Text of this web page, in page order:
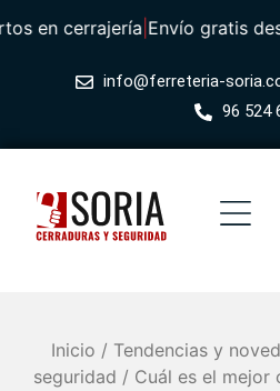
cerrajería|Envío gratis desde
info@ferreteria-
96 524
Inicio / Tendencias y
seguridad / Cuál es el mejor